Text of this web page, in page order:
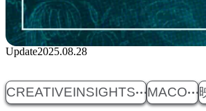
Update2025.08.28
CREATIVEINSIGHTS MACO